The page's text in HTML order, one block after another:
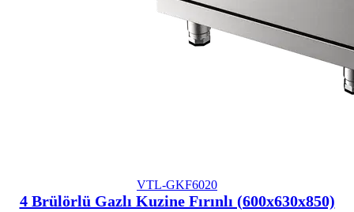
VTL-GKF6020
4 Brülörlü Gazlı Kuzine Fırınlı (600x630x850)